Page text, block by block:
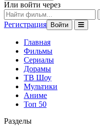
Или войти через
Регистрация Войти
Главная
Фильмы
Сериалы
Дорамы
ТВ Шоу
Мультики
Аниме
Топ 50
Разделы